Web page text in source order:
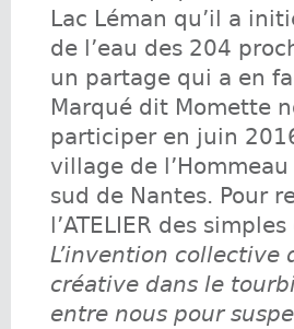
Lac Léman qu’il a
de l’eau des 204
un partage qui a en
Marqué dit Momette
participer en juin
village de
sud de Nantes. Pour
l’ATELIER des
L’invention collective
créative dans le
entre nous pour